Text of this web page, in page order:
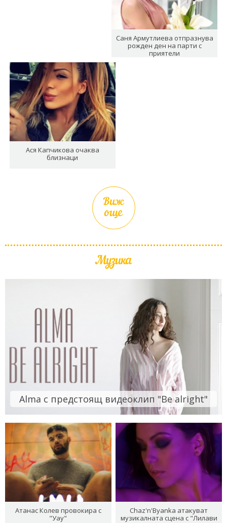
Саня Армутлиева отпразнува
рожден ден на парти с
приятели
Ася Капчикова очаква
близнаци
Виж
още
Музика
Alma с предстоящ видеоклип "Be alright"
Атанас Колев провокира с
"Уау"
Chaz'n'Byanka атакуват
музикалната сцена с "Лилави